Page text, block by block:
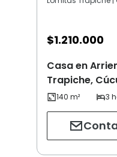
$1.210.000
Casa en
Trapiche,